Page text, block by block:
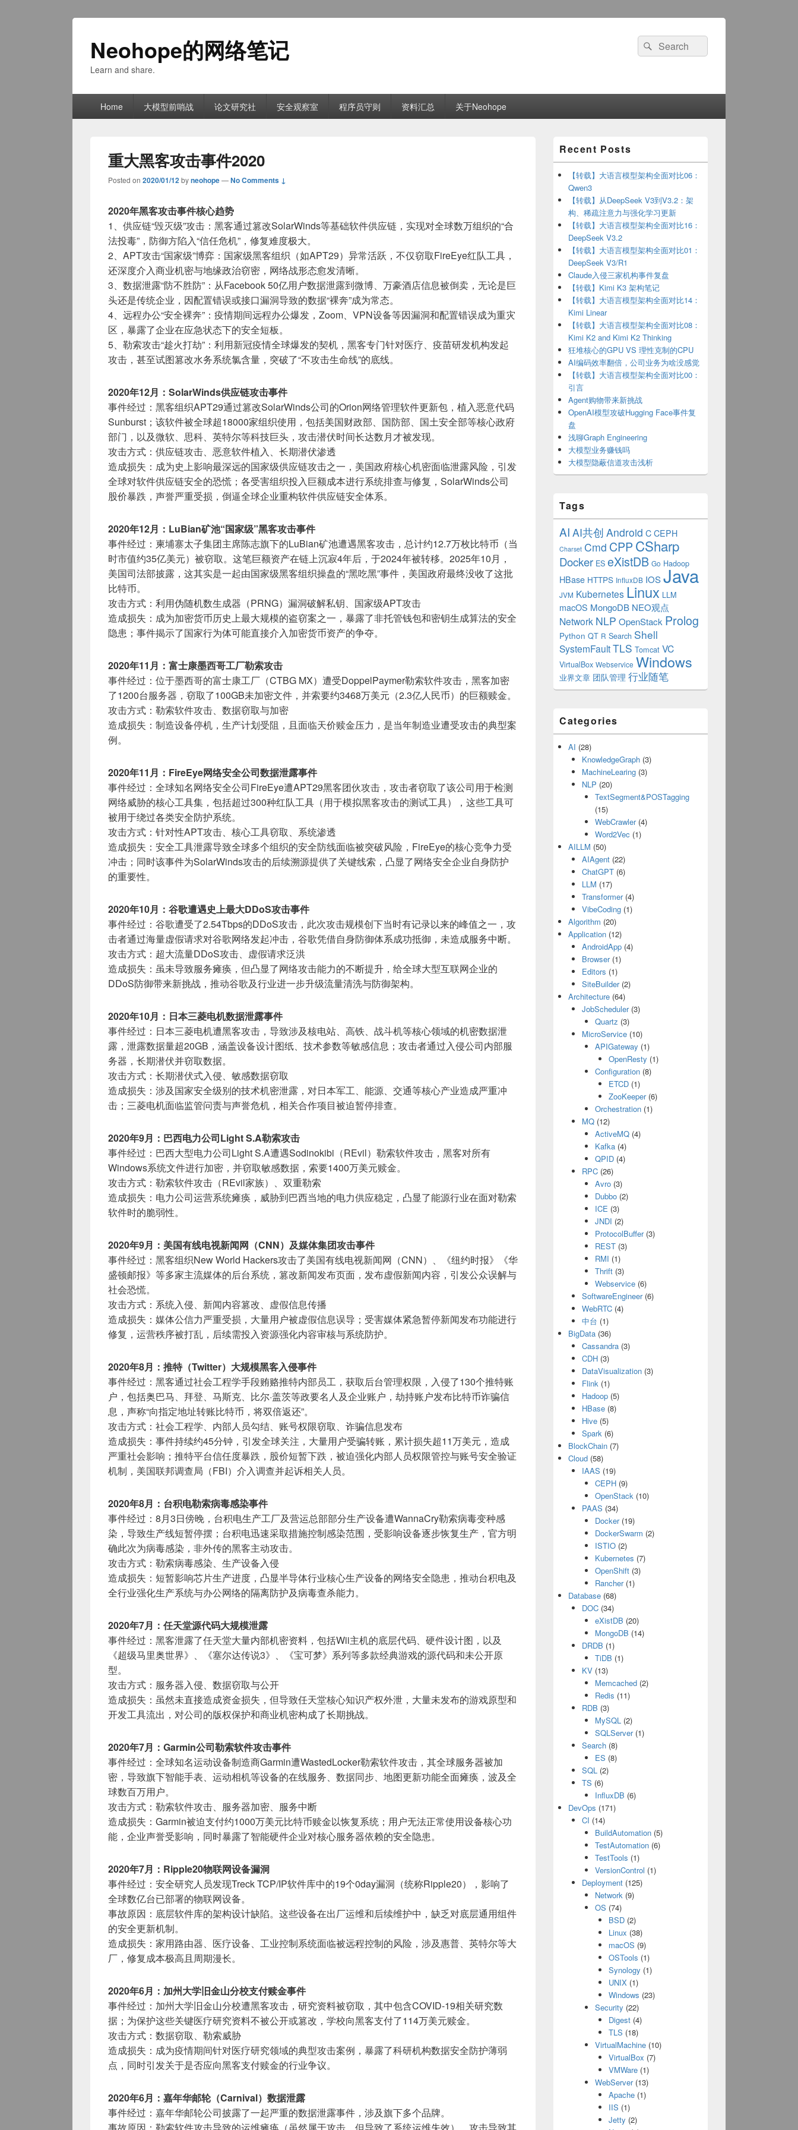
Neohope的网络笔记
Learn and share.
Search
for:
Search
Home 大模型前哨战 论文研究社 安全观察室 程序员守则 资料汇总 关于Neohope
重大黑客攻击事件2020
Posted on 2020/01/12byneohope—No Comments ↓
2020年黑客攻击事件核心趋势
1、供应链“毁灭级”攻击：黑客通过篡改SolarWinds等基础软件供应链，实现对全球数万组织的“合
法投毒”，防御方陷入“信任危机”，修复难度极大。
2、APT攻击“国家级”博弈：国家级黑客组织（如APT29）异常活跃，不仅窃取FireEye红队工具，
还深度介入商业机密与地缘政治窃密，网络战形态愈发清晰。
3、数据泄露“防不胜防”：从Facebook 50亿用户数据泄露到微博、万豪酒店信息被倒卖，无论是巨
头还是传统企业，因配置错误或接口漏洞导致的数据“裸奔”成为常态。
4、远程办公“安全裸奔”：疫情期间远程办公爆发，Zoom、VPN设备等因漏洞和配置错误成为重灾
区，暴露了企业在应急状态下的安全短板。
5、勒索攻击“趁火打劫”：利用新冠疫情全球爆发的契机，黑客专门针对医疗、疫苗研发机构发起
攻击，甚至试图篡改水务系统氯含量，突破了“不攻击生命线”的底线。
2020年12月：SolarWinds供应链攻击事件
事件经过：黑客组织APT29通过篡改SolarWinds公司的Orion网络管理软件更新包，植入恶意代码
Sunburst；该软件被全球超18000家组织使用，包括美国财政部、国防部、国土安全部等核心政府
部门，以及微软、思科、英特尔等科技巨头，攻击潜伏时间长达数月才被发现。
攻击方式：供应链攻击、恶意软件植入、长期潜伏渗透
造成损失：成为史上影响最深远的国家级供应链攻击之一，美国政府核心机密面临泄露风险，引发
全球对软件供应链安全的恐慌；各受害组织投入巨额成本进行系统排查与修复，SolarWinds公司
股价暴跌，声誉严重受损，倒逼全球企业重构软件供应链安全体系。
2020年12月：LuBian矿池“国家级”黑客攻击事件
事件经过：柬埔寨太子集团主席陈志旗下的LuBian矿池遭遇黑客攻击，总计约12.7万枚比特币（当
时市值约35亿美元）被窃取。这笔巨额资产在链上沉寂4年后，于2024年被转移。2025年10月，
美国司法部披露，这其实是一起由国家级黑客组织操盘的“黑吃黑”事件，美国政府最终没收了这批
比特币。
攻击方式：利用伪随机数生成器（PRNG）漏洞破解私钥、国家级APT攻击
造成损失：成为加密货币历史上最大规模的盗窃案之一，暴露了非托管钱包和密钥生成算法的安全
隐患；事件揭示了国家行为体可能直接介入加密货币资产的争夺。
2020年11月：富士康墨西哥工厂勒索攻击
事件经过：位于墨西哥的富士康工厂（CTBG MX）遭受DoppelPaymer勒索软件攻击，黑客加密
了1200台服务器，窃取了100GB未加密文件，并索要约3468万美元（2.3亿人民币）的巨额赎金。
攻击方式：勒索软件攻击、数据窃取与加密
造成损失：制造设备停机，生产计划受阻，且面临天价赎金压力，是当年制造业遭受攻击的典型案
例。
2020年11月：FireEye网络安全公司数据泄露事件
事件经过：全球知名网络安全公司FireEye遭APT29黑客团伙攻击，攻击者窃取了该公司用于检测
网络威胁的核心工具集，包括超过300种红队工具（用于模拟黑客攻击的测试工具），这些工具可
被用于绕过各类安全防护系统。
攻击方式：针对性APT攻击、核心工具窃取、系统渗透
造成损失：安全工具泄露导致全球多个组织的安全防线面临被突破风险，FireEye的核心竞争力受
冲击；同时该事件为SolarWinds攻击的后续溯源提供了关键线索，凸显了网络安全企业自身防护
的重要性。
2020年10月：谷歌遭遇史上最大DDoS攻击事件
事件经过：谷歌遭受了2.54Tbps的DDoS攻击，此次攻击规模创下当时有记录以来的峰值之一，攻
击者通过海量虚假请求对谷歌网络发起冲击，谷歌凭借自身防御体系成功抵御，未造成服务中断。
攻击方式：超大流量DDoS攻击、虚假请求泛洪
造成损失：虽未导致服务瘫痪，但凸显了网络攻击能力的不断提升，给全球大型互联网企业的
DDoS防御带来新挑战，推动谷歌及行业进一步升级流量清洗与防御架构。
2020年10月：日本三菱电机数据泄露事件
事件经过：日本三菱电机遭黑客攻击，导致涉及核电站、高铁、战斗机等核心领域的机密数据泄
露，泄露数据量超20GB，涵盖设备设计图纸、技术参数等敏感信息；攻击者通过入侵公司内部服
务器，长期潜伏并窃取数据。
攻击方式：长期潜伏式入侵、敏感数据窃取
造成损失：涉及国家安全级别的技术机密泄露，对日本军工、能源、交通等核心产业造成严重冲
击；三菱电机面临监管问责与声誉危机，相关合作项目被迫暂停排查。
2020年9月：巴西电力公司Light S.A勒索攻击
事件经过：巴西大型电力公司Light S.A遭遇Sodinokibi（REvil）勒索软件攻击，黑客对所有
Windows系统文件进行加密，并窃取敏感数据，索要1400万美元赎金。
攻击方式：勒索软件攻击（REvil家族）、双重勒索
造成损失：电力公司运营系统瘫痪，威胁到巴西当地的电力供应稳定，凸显了能源行业在面对勒索
软件时的脆弱性。
2020年9月：美国有线电视新闻网（CNN）及媒体集团攻击事件
事件经过：黑客组织New World Hackers攻击了美国有线电视新闻网（CNN）、《纽约时报》《华
盛顿邮报》等多家主流媒体的后台系统，篡改新闻发布页面，发布虚假新闻内容，引发公众误解与
社会恐慌。
攻击方式：系统入侵、新闻内容篡改、虚假信息传播
造成损失：媒体公信力严重受损，大量用户被虚假信息误导；受害媒体紧急暂停新闻发布功能进行
修复，运营秩序被打乱，后续需投入资源强化内容审核与系统防护。
2020年8月：推特（Twitter）大规模黑客入侵事件
事件经过：黑客通过社会工程学手段贿赂推特内部员工，获取后台管理权限，入侵了130个推特账
户，包括奥巴马、拜登、马斯克、比尔·盖茨等政要名人及企业账户，劫持账户发布比特币诈骗信
息，声称“向指定地址转账比特币，将双倍返还”。
攻击方式：社会工程学、内部人员勾结、账号权限窃取、诈骗信息发布
造成损失：事件持续约45分钟，引发全球关注，大量用户受骗转账，累计损失超11万美元，造成
严重社会影响；推特平台信任度暴跌，股价短暂下跌，被迫强化内部人员权限管控与账号安全验证
机制，美国联邦调查局（FBI）介入调查并起诉相关人员。
2020年8月：台积电勒索病毒感染事件
事件经过：8月3日傍晚，台积电生产工厂及营运总部部分生产设备遭WannaCry勒索病毒变种感
染，导致生产线短暂停摆；台积电迅速采取措施控制感染范围，受影响设备逐步恢复生产，官方明
确此次为病毒感染，非外传的黑客主动攻击。
攻击方式：勒索病毒感染、生产设备入侵
造成损失：短暂影响芯片生产进度，凸显半导体行业核心生产设备的网络安全隐患，推动台积电及
全行业强化生产系统与办公网络的隔离防护及病毒查杀能力。
2020年7月：任天堂源代码大规模泄露
事件经过：黑客泄露了任天堂大量内部机密资料，包括Wii主机的底层代码、硬件设计图，以及
《超级马里奥世界》、《塞尔达传说3》、《宝可梦》系列等多款经典游戏的源代码和未公开原
型。
攻击方式：服务器入侵、数据窃取与公开
造成损失：虽然未直接造成资金损失，但导致任天堂核心知识产权外泄，大量未发布的游戏原型和
开发工具流出，对公司的版权保护和商业机密构成了长期挑战。
2020年7月：Garmin公司勒索软件攻击事件
事件经过：全球知名运动设备制造商Garmin遭WastedLocker勒索软件攻击，其全球服务器被加
密，导致旗下智能手表、运动相机等设备的在线服务、数据同步、地图更新功能全面瘫痪，波及全
球数百万用户。
攻击方式：勒索软件攻击、服务器加密、服务中断
造成损失：Garmin被迫支付约1000万美元比特币赎金以恢复系统；用户无法正常使用设备核心功
能，企业声誉受影响，同时暴露了智能硬件企业对核心服务器依赖的安全隐患。
2020年7月：Ripple20物联网设备漏洞
事件经过：安全研究人员发现Treck TCP/IP软件库中的19个0day漏洞（统称Ripple20），影响了
全球数亿台已部署的物联网设备。
事故原因：底层软件库的架构设计缺陷。这些设备在出厂运维和后续维护中，缺乏对底层通用组件
的安全更新机制。
造成损失：家用路由器、医疗设备、工业控制系统面临被远程控制的风险，涉及惠普、英特尔等大
厂，修复成本极高且周期漫长。
2020年6月：加州大学旧金山分校支付赎金事件
事件经过：加州大学旧金山分校遭黑客攻击，研究资料被窃取，其中包含COVID-19相关研究数
据；为保护这些关键医疗研究资料不被公开或篡改，学校向黑客支付了114万美元赎金。
攻击方式：数据窃取、勒索威胁
造成损失：成为疫情期间针对医疗研究领域的典型攻击案例，暴露了科研机构数据安全防护薄弱
点，同时引发关于是否应向黑客支付赎金的行业争议。
2020年6月：嘉年华邮轮（Carnival）数据泄露
事件经过：嘉年华邮轮公司披露了一起严重的数据泄露事件，涉及旗下多个品牌。
Sidebar
Widget
Area
Recent Posts
【转载】大语言模型架构全面对比06：
Qwen3
【转载】从DeepSeek V3到V3.2：架
构、稀疏注意力与强化学习更新
【转载】大语言模型架构全面对比16：
DeepSeek V3.2
【转载】大语言模型架构全面对比01：
DeepSeek V3/R1
Claude入侵三家机构事件复盘
【转载】Kimi K3 架构笔记
【转载】大语言模型架构全面对比14：
Kimi Linear
【转载】大语言模型架构全面对比08：
Kimi K2 and Kimi K2 Thinking
狂堆核心的GPU VS 理性克制的CPU
AI编码效率翻倍，公司业务为啥没感觉
【转载】大语言模型架构全面对比00：
引言
Agent购物带来新挑战
OpenAI模型攻破Hugging Face事件复
盘
浅聊Graph Engineering
大模型业务赚钱吗
大模型隐蔽信道攻击浅析
Tags
AI AI共创 Android C CEPH
Charset Cmd CPP CSharp
Docker ES eXistDB Go Hadoop
HBase HTTPS InfluxDB IOSJava
JVM Kubernetes Linux LLM
macOS MongoDB NEO观点
Network NLP OpenStack Prolog
Python QT R Search Shell
SystemFaultTLS Tomcat VC
VirtualBox Webservice Windows
业界文章 团队管理 行业随笔
Categories
AI (28)
KnowledgeGraph(3)
MachineLearing(3)
NLP (20)
TextSegment&POSTagging
(15)
WebCrawler(4)
Word2Vec (1)
AILLM (50)
AIAgent(22)
ChatGPT(6)
LLM (17)
Transformer(4)
VibeCoding(1)
Algorithm (20)
Application (12)
AndroidApp(4)
Browser(1)
Editors (1)
SiteBuilder(2)
Architecture (64)
JobScheduler(3)
Quartz (3)
MicroService(10)
APIGateway (1)
OpenResty (1)
Configuration (8)
ETCD(1)
ZooKeeper(6)
Orchestration (1)
MQ(12)
ActiveMQ (4)
Kafka (4)
QPID (4)
RPC(26)
Avro (3)
Dubbo (2)
ICE (3)
JNDI (2)
ProtocolBuffer(3)
REST (3)
RMI (1)
Thrift (3)
Webservice (6)
SoftwareEngineer(6)
WebRTC(4)
中台 (1)
BigData (36)
Cassandra(3)
CDH(3)
DataVisualization(3)
Flink(1)
Hadoop(5)
HBase(8)
Hive(5)
Spark(6)
BlockChain (7)
Cloud (58)
IAAS (19)
CEPH (9)
OpenStack (10)
PAAS (34)
Docker(19)
DockerSwarm (2)
ISTIO (2)
Kubernetes (7)
OpenShift (3)
Rancher(1)
Database (68)
DOC(34)
eXistDB (20)
MongoDB (14)
DRDB (1)
TiDB (1)
KV(13)
Memcached (2)
Redis (11)
RDB (3)
MySQL (2)
SQLServer(1)
Search(8)
ES (8)
SQL(2)
TS (6)
InfluxDB (6)
DevOps (171)
CI (14)
BuildAutomation (5)
TestAutomation (6)
TestTools (1)
VersionControl (1)
Deployment(125)
Network (9)
OS (74)
BSD(2)
Linux (38)
macOS (9)
OSTools (1)
Synology (1)
UNIX(1)
Windows (23)
Security (22)
Digest(4)
TLS (18)
VirtualMachine (10)
VirtualBox (7)
VMWare(1)
WebServer(13)
Apache(1)
IIS (1)
Jetty (2)